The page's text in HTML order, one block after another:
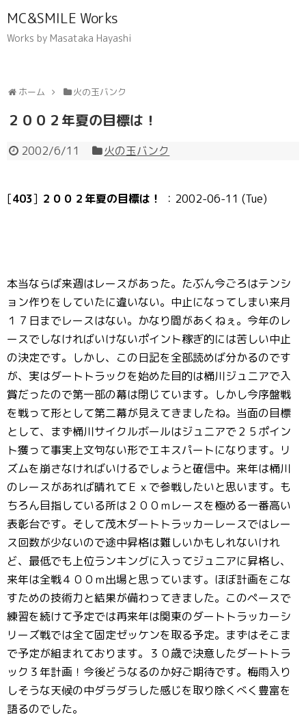
MC&SMILE Works
Works by Masataka Hayashi
ホーム 火の玉バンク
２００２年夏の目標は！
2002/6/11 火の玉バンク
[403] ２００２年夏の目標は！ ：2002-06-11 (Tue)
本当ならば来週はレースがあった。たぶん今ごろはテンシ
ョン作りをしていたに違いない。中止になってしまい来月
１７日までレースはない。かなり間があくねぇ。今年のレ
ースでしなければいけないポイント稼ぎ的には苦しい中止
の決定です。しかし、この日記を全部読めば分かるのです
が、実はダートトラックを始めた目的は桶川ジュニアで入
賞だったので第一部の幕は閉じています。しかし今序盤戦
を戦って形として第二幕が見えてきましたね。当面の目標
として、まず桶川サイクルボールはジュニアで２５ポイン
ト獲って事実上文句ない形でエキスパートになります。リ
ズムを崩さなければいけるでしょうと確信中。来年は桶川
のレースがあれば晴れてＥｘで参戦したいと思います。も
ちろん目指している所は２００ｍレースを極める一番高い
表彰台です。そして茂木ダートトラッカーレースではレー
ス回数が少ないので途中昇格は難しいかもしれないけれ
ど、最低でも上位ランキングに入ってジュニアに昇格し、
来年は全戦４００ｍ出場と思っています。ほぼ計画をこな
すための技術力と結果が備わってきました。このペースで
練習を続けて予定では再来年は関東のダートトラッカーシ
リーズ戦では全て固定ゼッケンを取る予定。まずはそこま
で予定が組まれております。３０歳で決意したダートトラ
ック３年計画！今後どうなるのか好ご期待です。梅雨入り
しそうな天候の中ダラダラした感じを取り除くべく豊富を
語るのでした。